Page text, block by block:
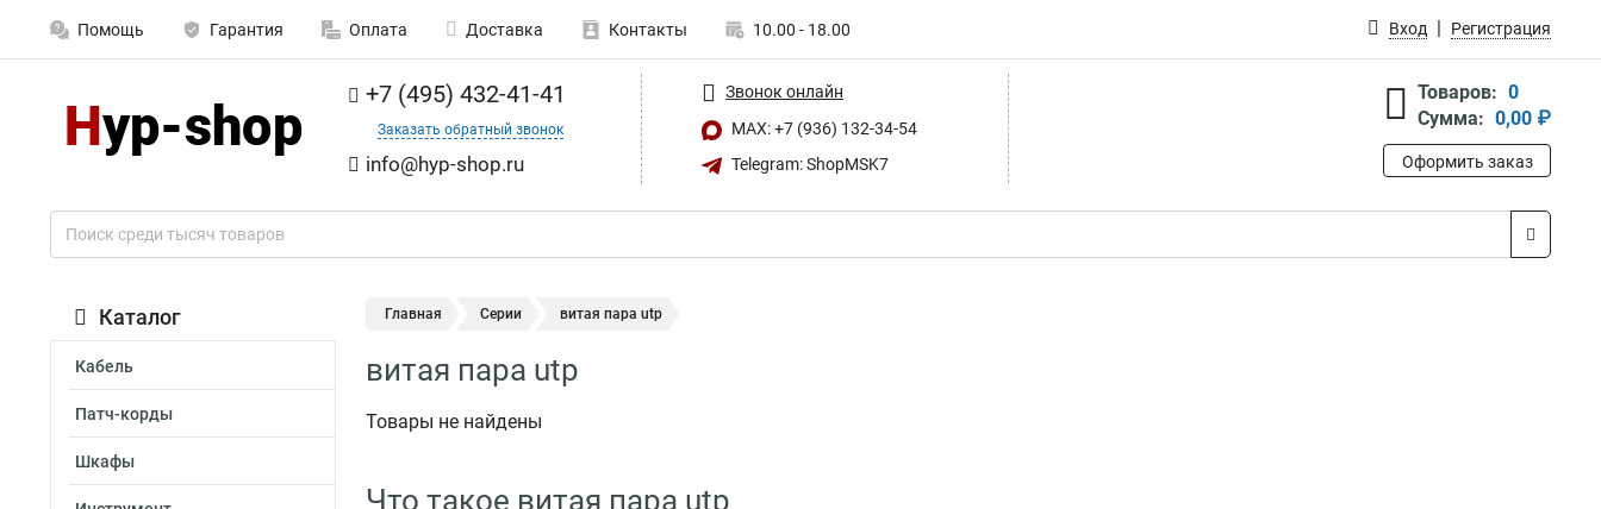
Помощь Гарантия Оплата Доставка Контакты 10.00 - 18.00 Вход Регистрация
+7 (495) 432-41-41
Заказать обратный звонок
info@hyp-shop.ru
Звонок онлайн
MAX: +7 (936) 132-34-54
Telegram: ShopMSK7
Товаров: 0
Сумма: 0,00 ₽
Оформить заказ
Каталог
Кабель
Патч-корды
Шкафы
Главная Серии витая пара utp
витая пара utp
Товары не найдены
Что такое витая пара utp